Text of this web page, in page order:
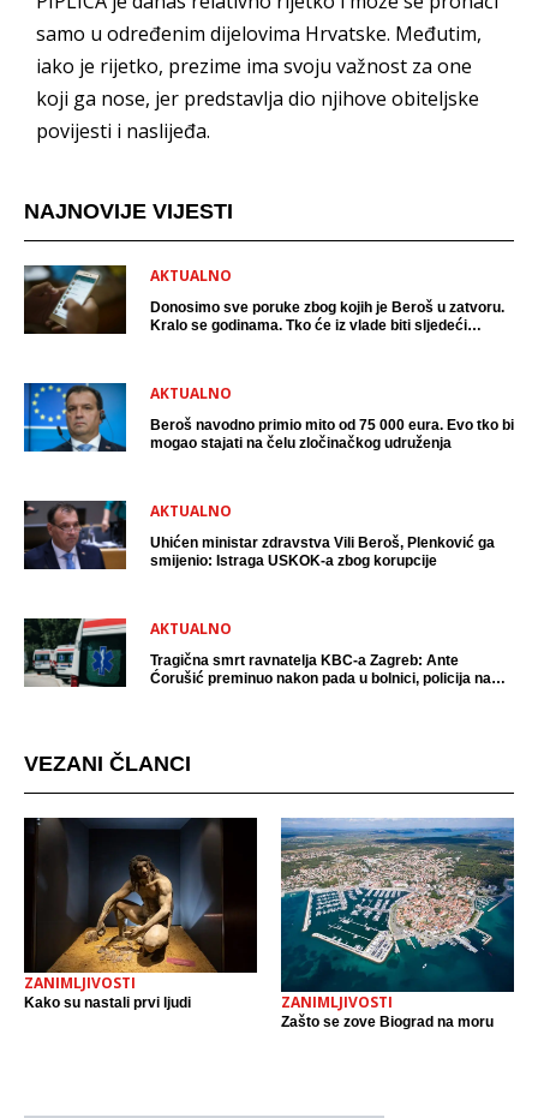
samo u određenim dijelovima Hrvatske. Međutim,
iako je rijetko, prezime ima svoju važnost za one
koji ga nose, jer predstavlja dio njihove obiteljske
povijesti i naslijeđa.
NAJNOVIJE VIJESTI
AKTUALNO
Donosimo sve poruke zbog kojih je Beroš u zatvoru.
Kralo se godinama. Tko će iz vlade biti sljedeći
AKTUALNO
Beroš navodno primio mito od 75 000 eura. Evo tko bi
mogao stajati na čelu zločinačkog udruženja
AKTUALNO
Uhićen ministar zdravstva Vili Beroš, Plenković ga
smijenio: Istraga USKOK-a zbog korupcije
AKTUALNO
Tragična smrt ravnatelja KBC-a Zagreb: Ante
Ćorušić preminuo nakon pada u bolnici, policija na
VEZANI ČLANCI
ZANIMLJIVOSTI
Kako su nastali prvi ljudi ZANIMLJIVOSTI
Zašto se zove Biograd na moru